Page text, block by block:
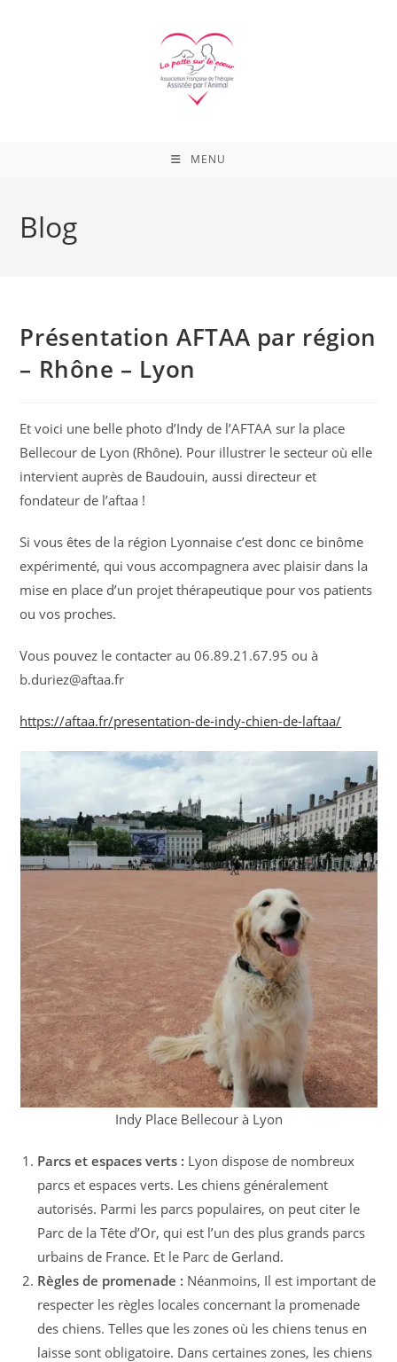
MENU
Blog
Présentation AFTAA par région
– Rhône – Lyon
Et voici une belle photo d’Indy de l’AFTAA sur la place
Bellecour de Lyon (Rhône). Pour illustrer le secteur où elle
intervient auprès de Baudouin, aussi directeur et
fondateur de l’aftaa !
Si vous êtes de la région Lyonnaise c’est donc ce binôme
expérimenté, qui vous accompagnera avec plaisir dans la
mise en place d’un projet thérapeutique pour vos patients
ou vos proches.
Vous pouvez le contacter au 06.89.21.67.95 ou à
b.duriez@aftaa.fr
https://aftaa.fr/presentation-de-indy-chien-de-laftaa/
Indy Place Bellecour à Lyon
Parcs et espaces verts : Lyon dispose de nombreux
parcs et espaces verts. Les chiens généralement
autorisés. Parmi les parcs populaires, on peut citer le
Parc de la Tête d’Or, qui est l’un des plus grands parcs
urbains de France. Et le Parc de Gerland.
Règles de promenade : Néanmoins, Il est important de
respecter les règles locales concernant la promenade
des chiens. Telles que les zones où les chiens tenus en
laisse sont obligatoire. Dans certaines zones, les chiens